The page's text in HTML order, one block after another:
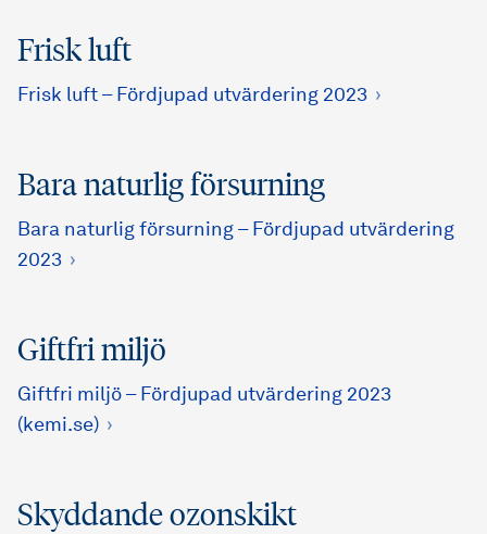
Frisk luft
Frisk luft – Fördjupad utvärdering 2023
Bara naturlig försurning
Bara naturlig försurning – Fördjupad utvärdering
2023
Giftfri miljö
Giftfri miljö – Fördjupad utvärdering 2023
(kemi.se)
Skyddande ozonskikt